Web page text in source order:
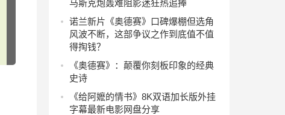
马斯克炮轰难阻影迷狂热追捧
诺兰新片《奥德赛》口碑爆棚但选角
风波不断，这部争议之作到底值不值
得掏钱？
《奥德赛》：颠覆你刻板印象的经典
史诗
《给阿嬷的情书》8K双语加长版外挂
字幕最新电影网盘分享